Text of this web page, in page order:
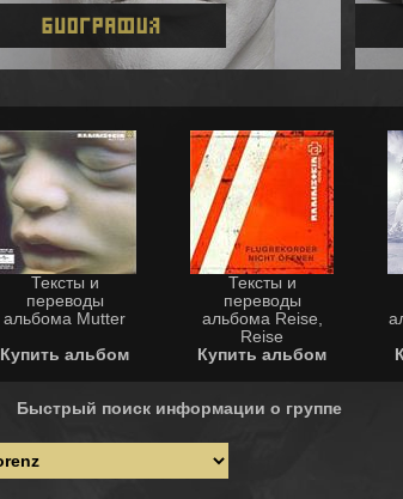
Тексты и
переводы
альбома Mutter
Купить альбом
Тексты и
переводы
альбома Reise,
Reise
Купить альбом
Быстрый поиск информации о группе